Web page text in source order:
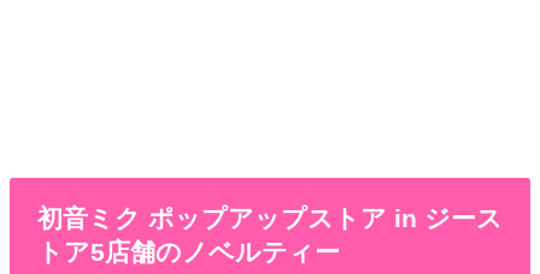
初音ミク ポップアップストア in ジース
トア5店舗のノベルティー